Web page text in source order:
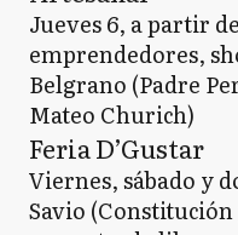
Jueves 6, a partir
emprendedores,
Belgrano (Padre
Mateo Churich)
Feria D’Gustar
Viernes, sábado y
Savio